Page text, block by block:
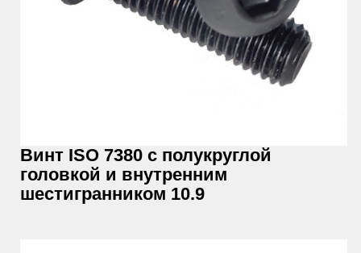
Винт ISO 7380 с полукруглой
головкой и внутренним
шестигранником 10.9